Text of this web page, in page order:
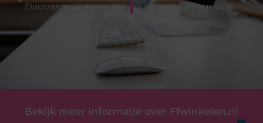
Bekijk meer informatie over Ffwinkelen.nl
Duurzaam winkelen: slimme tips voor bewuste keuzes (2026) Duurzame cadeaus voor mannen: praktische en bewuste ideeën (2026)